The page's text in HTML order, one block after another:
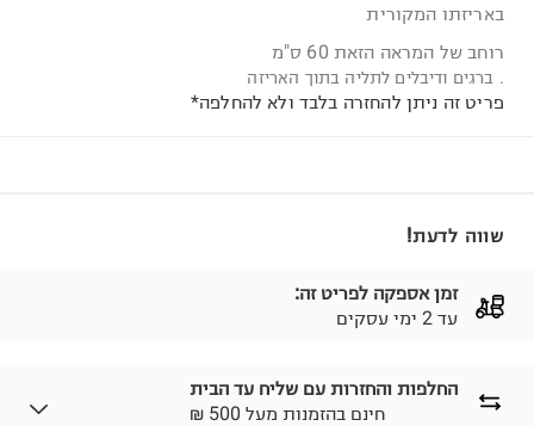
באריזתו המקורית
רוחב של המראה הזאת 60 ס"מ
. ברגים ודיבלים לתליה בתוך האריזה
פריט זה ניתן להחזרה בלבד ולא להחלפה*
שווה לדעת!
זמן אספקה לפריט זה:
עד 2 ימי עסקים
החלפות והחזרות עם שליח עד הבית
₪ חינם בהזמנות מעל 500